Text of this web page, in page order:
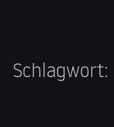
Schlagwort: